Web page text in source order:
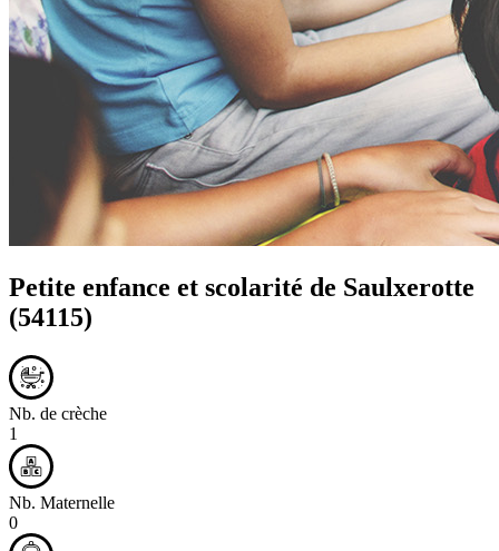
Petite enfance et scolarité de Saulxerotte
(54115)
Nb. de crèche
1
Nb. Maternelle
0